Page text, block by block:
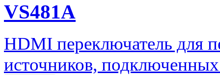
VS481A
HDMI переключатель для
источников,